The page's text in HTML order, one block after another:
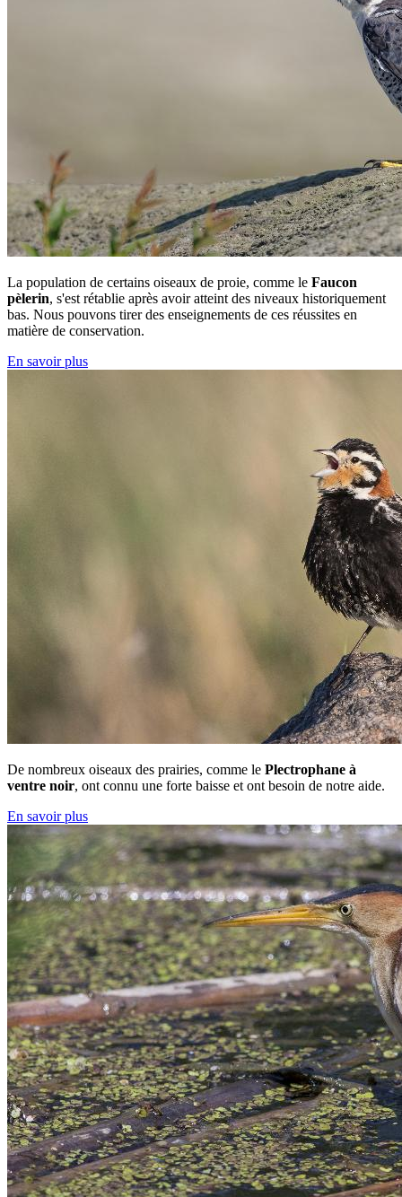
La population de certains oiseaux de proie, comme le Faucon
pèlerin, s'est rétablie après avoir atteint des niveaux historiquement
bas. Nous pouvons tirer des enseignements de ces réussites en
matière de conservation.
En savoir plus
De nombreux oiseaux des prairies, comme le Plectrophane à
ventre noir, ont connu une forte baisse et ont besoin de notre aide.
En savoir plus